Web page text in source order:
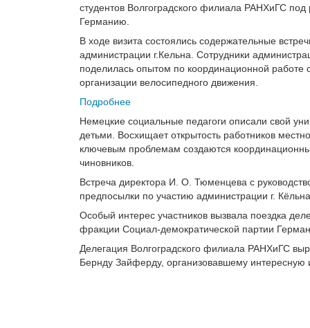
студентов Волгоградского филиала РАНХиГС
Германию.
В ходе визита состоялись содержательные
администрации г.Кельна. Сотрудники
поделилась опытом по координационной
организации велосипедного движения.
Подробнее
Немецкие социальные педагоги описали свой
детьми. Восхищает открытость работников
ключевым проблемам создаются
чиновников.
Встреча директора И. О. Тюменцева с
предпосылки по участию администрации г.
Особый интерес участников вызвала поездка
фракции Социал-демократической партии
Делегация Волгоградского филиала РАНХиГС
Бернду Зайферду, организовавшему интересную